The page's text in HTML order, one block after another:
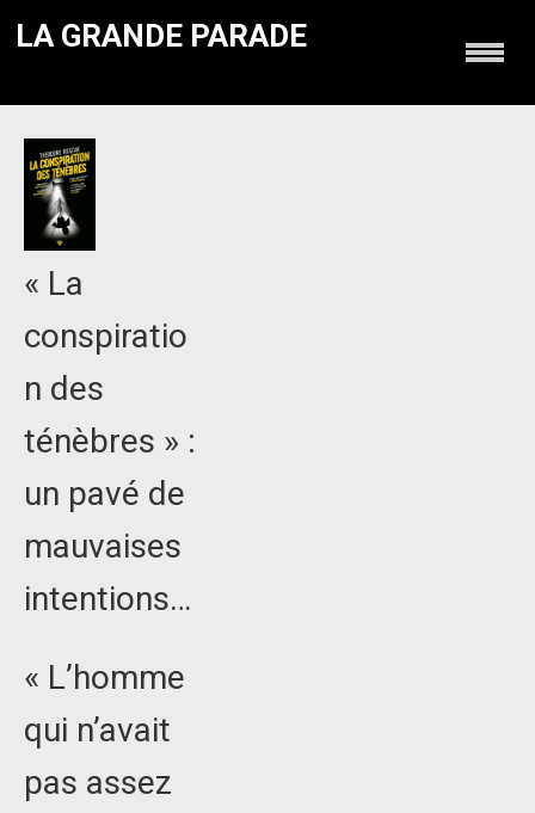
LA GRANDE PARADE
« La
conspiratio
n des
ténèbres » :
un pavé de
mauvaises
intentions…
« L’homme
qui n’avait
pas assez